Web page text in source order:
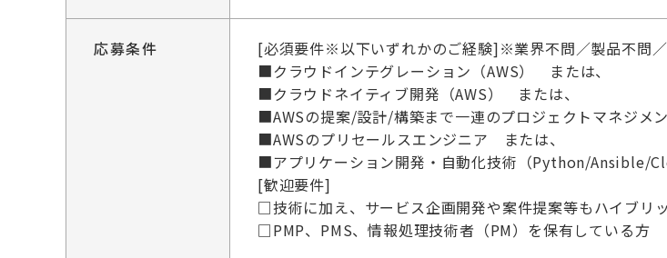
応募条件
[必須要件※以下いずれかのご経験]※業界不問／製品不問
■クラウドインテグレーション（AWS） または、
■クラウドネイティブ開発（AWS） または、
■AWSの提案/設計/構築まで一連のプロジェクトマネジメ
■AWSのプリセールスエンジニア または、
■アプリケーション開発・自動化技術（Python/Ansible/
[歓迎要件]
□技術に加え、サービス企画開発や案件提案等もハイブリ
□PMP、PMS、情報処理技術者（PM）を保有している方